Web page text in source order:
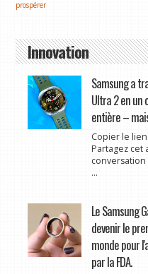
prospérer
Innovation
Samsung a
Ultra 2 en un
entière –
Copier le lien
Partagez cet
...
Le Samsung
devenir le
monde pour
par la FDA.